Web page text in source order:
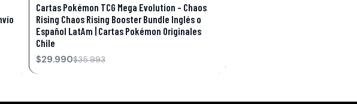
Cartas Pokémon TCG Mega Evolution – Chaos
Rising Chaos Rising Booster Bundle Inglés o
Español LatAm | Cartas Pokémon Originales
Chile
$29.990$35.993